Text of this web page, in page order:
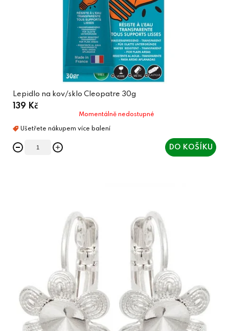
Lepidlo na kov/sklo Cleopatre 30g
139 Kč
Momentálně nedostupné
DO KOŠÍKU